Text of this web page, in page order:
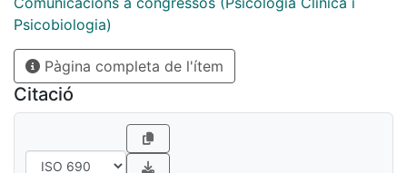
Psicobiologia)
Pàgina completa de l'ítem
Citació